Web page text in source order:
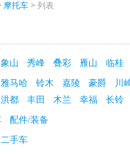
摩托车 > 列表
象山 秀峰 叠彩 雁山 临桂
雅马哈 铃木 嘉陵 豪爵 川
洪都 丰田 木兰 幸福 长铃
配件/装备
二手车